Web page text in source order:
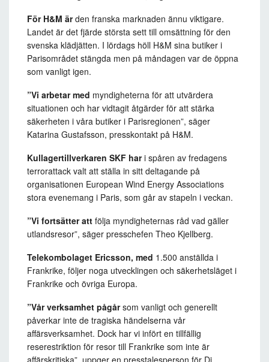
För H&M ärden franska marknaden ännu viktigare.
Landet är det fjärde största sett till omsättning för den
svenska klädjätten. I lördags höll H&M sina butiker i
Parisområdet stängda men på måndagen var de öppna
som vanligt igen.
”Vi arbetar med myndigheterna för att utvärdera
situationen och har vidtagit åtgärder för att stärka
säkerheten i våra butiker i Parisregionen”, säger
Katarina Gustafsson, presskontakt på H&M.
Kullagertillverkaren SKF hari spåren av fredagens
terrorattack valt att ställa in sitt deltagande på
organisationen European Wind Energy Associations
stora evenemang i Paris, som går av stapeln i veckan.
”Vi fortsätter att följa myndigheternas råd vad gäller
utlandsresor”, säger presschefen Theo Kjellberg.
Telekombolaget Ericsson, med 1.500 anställda i
Frankrike, följer noga utvecklingen och säkerhetsläget i
Frankrike och övriga Europa.
”Vår verksamhet pågårsom vanligt och generellt
påverkar inte de tragiska händelserna vår
affärsverksamhet. Dock har vi infört en tillfällig
reserestriktion för resor till Frankrike som inte är
affärskritiska”, uppger en presstalesperson för Di.